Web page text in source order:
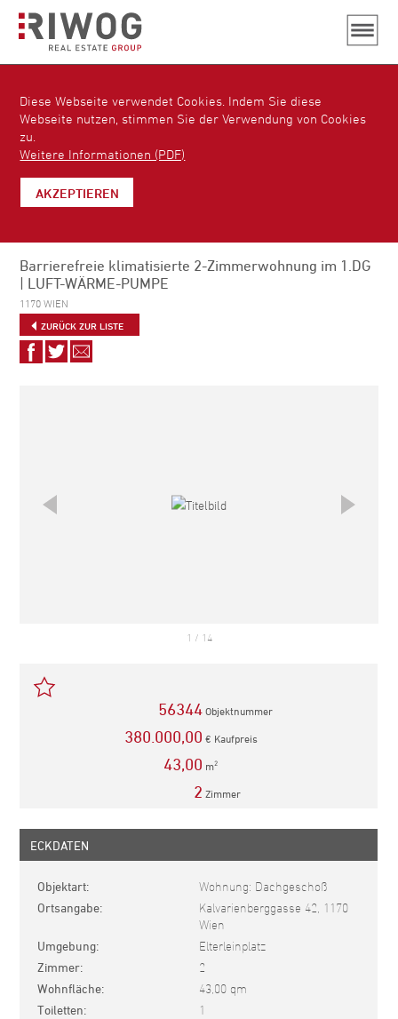
Diese Webseite verwendet Cookies. Indem Sie diese
Webseite nutzen, stimmen Sie der Verwendung von Cookies
zu.
Weitere Informationen (PDF)
AKZEPTIEREN
Barrierefreie klimatisierte 2-Zimmerwohnung im 1.DG
| LUFT-WÄRME-PUMPE
1170 WIEN
ZURÜCK ZUR LISTE
Auf
Facebook
Auf
Twitter
Via
E-
1 / 14
56344 Objektnummer
380.000,00 € Kaufpreis
43,00 m2
2 Zimmer
ECKDATEN
Objektart Wohnung: Dachgeschoß
Ortsangabe
Kalvarienberggasse 42, 1170
Wien
Umgebung Elterleinplatz
Zimmer 2
Wohnfläche 43,00 qm
Toiletten 1